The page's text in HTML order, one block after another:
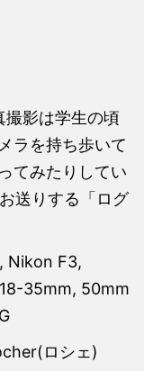
撮影は学生の頃
ラを持ち歩いて
てみたりしてい
送りする「ログ
Nikon F3,
35mm, 50mm
ロシェ)